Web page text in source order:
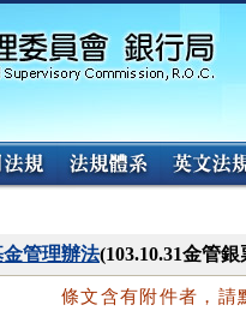
管理辦法(103.10.31金管
條文含有附件者，請